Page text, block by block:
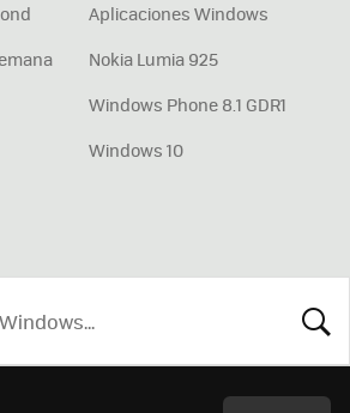
Aplicaciones Windows
Nokia Lumia 925
Windows Phone 8.1 GDR1
Windows 10